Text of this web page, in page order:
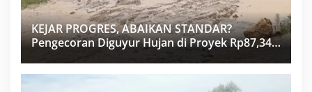
KEJAR PROGRES, ABAIKAN STANDAR?
Pengecoran Diguyur Hujan di Proyek Rp87,34
Miliar Sukma Nias, Konsultan, Pengawas dan
PPK Bungkam